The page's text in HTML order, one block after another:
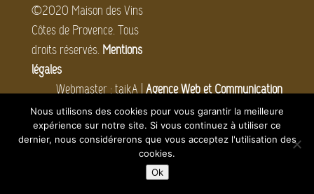
©2020 Maison des Vins
Côtes de Provence. Tous
droits réservés. Mentions
légales
Webmaster : taikA |Agence Web et Communication
Digitale
Nous utilisons des cookies pour vous garantir la meilleure
expérience sur notre site. Si vous continuez à utiliser ce
dernier, nous considérerons que vous acceptez l'utilisation des
cookies.
Ok